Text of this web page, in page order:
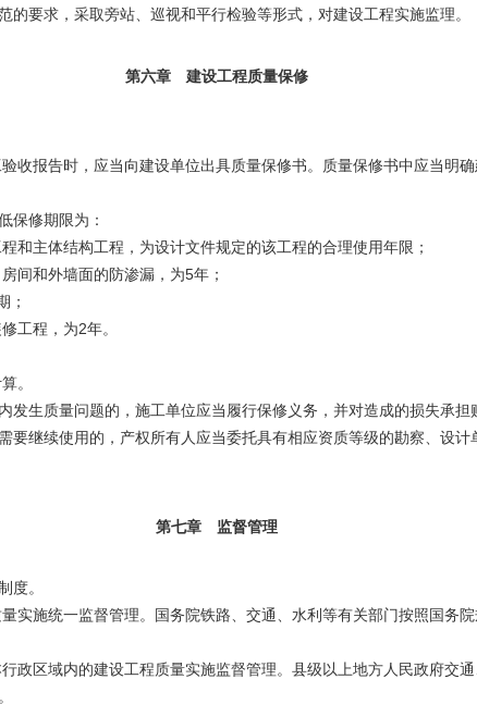
要求，采取旁站、巡视和平行检验等形式，对建设工程实施监理。
第六章 建设工程质量保修
收报告时，应当向建设单位出具质量保修书。质量保修书中应当明
修期限为：
和主体结构工程，为设计文件规定的该工程的合理使用年限；
间和外墙面的防渗漏，为5年；
；
工程，为2年。
。
生质量问题的，施工单位应当履行保修义务，并对造成的损失承担
继续使用的，产权所有人应当委托具有相应资质等级的勘察、设计
第七章 监督管理
度。
实施统一监督管理。国务院铁路、交通、水利等有关部门按照国务
政区域内的建设工程质量实施监督管理。县级以上地方人民政府交